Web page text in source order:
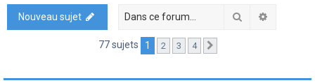
Nouveau sujet Rechercher
77 sujets 1 2 3 4